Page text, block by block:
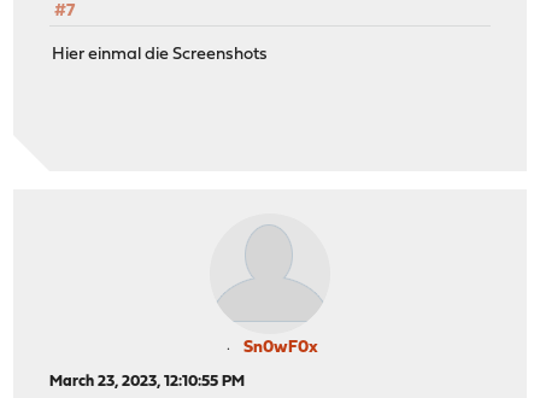
#7
Hier einmal die Screenshots
Sn0wF0x
March 23, 2023, 12:10:55 PM